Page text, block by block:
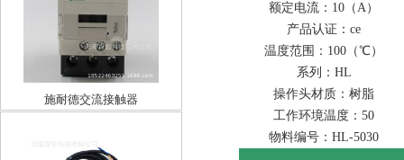
施耐德交流接触器
额定电流：10（A）
产品认证：ce
温度范围：100（℃）
系列：HL
操作头材质：树脂
工作环境温度：50
物料编号：HL-5030